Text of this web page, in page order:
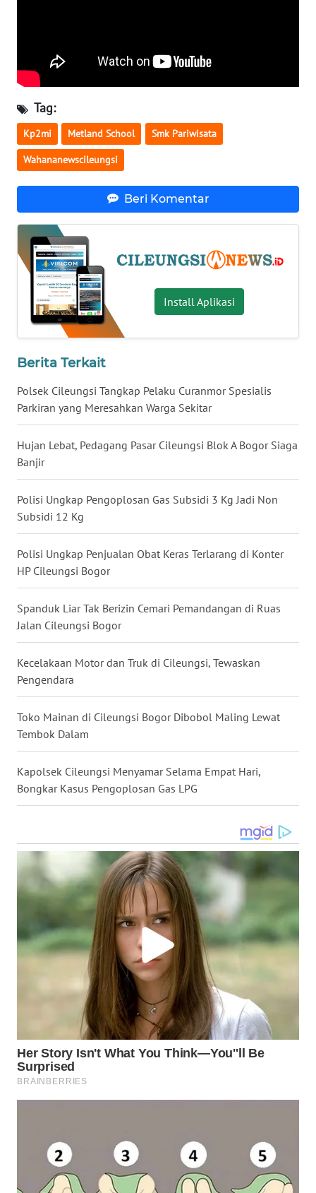
Tag:
Kp2mi Metland School Smk Pariwisata
Wahananewscileungsi
Beri Komentar
Install Aplikasi
Berita Terkait
Polsek Cileungsi Tangkap Pelaku Curanmor Spesialis
Parkiran yang Meresahkan Warga Sekitar
Hujan Lebat, Pedagang Pasar Cileungsi Blok A Bogor Siaga
Banjir
Polisi Ungkap Pengoplosan Gas Subsidi 3 Kg Jadi Non
Subsidi 12 Kg
Polisi Ungkap Penjualan Obat Keras Terlarang di Konter
HP Cileungsi Bogor
Spanduk Liar Tak Berizin Cemari Pemandangan di Ruas
Jalan Cileungsi Bogor
Kecelakaan Motor dan Truk di Cileungsi, Tewaskan
Pengendara
Toko Mainan di Cileungsi Bogor Dibobol Maling Lewat
Tembok Dalam
Kapolsek Cileungsi Menyamar Selama Empat Hari,
Bongkar Kasus Pengoplosan Gas LPG
JOGJA
WN
JATIM
WN
BALI
WN
KALBAR
WN
KALTENG
WN
KALTARA
WN
WN
SULUT
WN
MALUKU
WN
MALUT
WN
DAIRI
WN
WN
NIAS
WN
TANJUNG
LESUNG
WN
SIMALUNGUN